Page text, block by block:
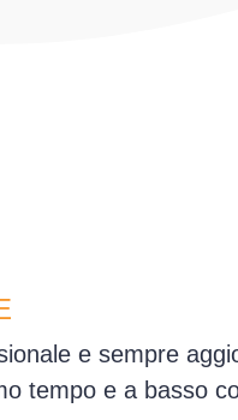
e sempre
tempo e a basso